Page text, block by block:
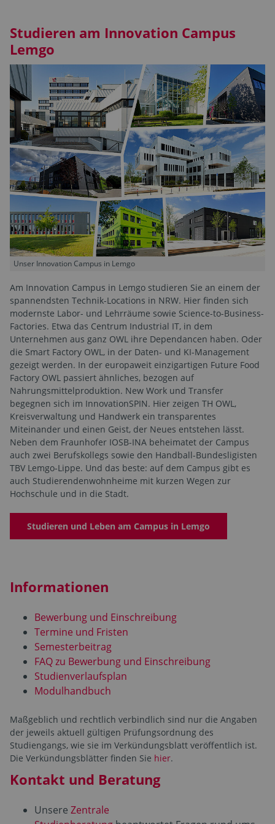
Studieren am Innovation Campus
Lemgo
Unser Innovation Campus in Lemgo
Am Innovation Campus in Lemgo studieren Sie an einem der
spannendsten Technik-Locations in NRW. Hier finden sich
modernste Labor- und Lehrräume sowie Science-to-Business-
Factories. Etwa das Centrum Industrial IT, in dem
Unternehmen aus ganz OWL ihre Dependancen haben. Oder
die Smart Factory OWL, in der Daten- und KI-Management
gezeigt werden. In der europaweit einzigartigen Future Food
Factory OWL passiert ähnliches, bezogen auf
Nahrungsmittelproduktion. New Work und Transfer
begegnen sich im InnovationSPIN. Hier zeigen TH OWL,
Kreisverwaltung und Handwerk ein transparentes
Miteinander und einen Geist, der Neues entstehen lässt.
Neben dem Fraunhofer IOSB-INA beheimatet der Campus
auch zwei Berufskollegs sowie den Handball-Bundesligisten
TBV Lemgo-Lippe. Und das beste: auf dem Campus gibt es
auch Studierendenwohnheime mit kurzen Wegen zur
Hochschule und in die Stadt.
Studieren und Leben am Campus in Lemgo
Informationen
Bewerbung und Einschreibung
Termine und Fristen
Semesterbeitrag
FAQ zu Bewerbung und Einschreibung
Studienverlaufsplan
Modulhandbuch
Maßgeblich und rechtlich verbindlich sind nur die Angaben
der jeweils aktuell gültigen Prüfungsordnung des
Studiengangs, wie sie im Verkündungsblatt veröffentlich ist.
Die Verkündungsblätter finden Sie hier.
Kontakt und Beratung
Unsere Zentrale